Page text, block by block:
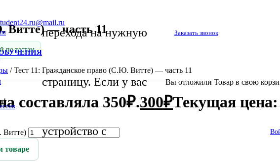
перехода на нужную
страницу. Если у вас
устройство с
Заказать звонок
Вы отложили Товар в свою
Витте) — часть 11
по тестам
/Тест 11: Гражданское право (С.Ю. Витте) — часть 11
составляла 350₽.300₽Текущая цена:
Витте)
товаре